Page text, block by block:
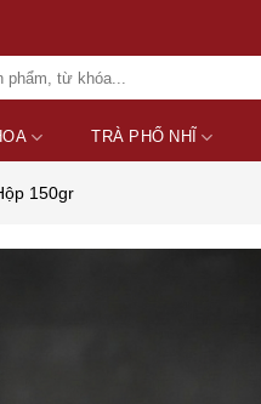
TRÀ PHỔ NHĨ
150gr